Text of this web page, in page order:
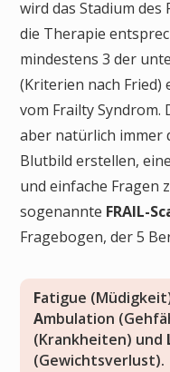
wird das Stadium
die The­rapie
mindestens 3 der
(Kriterien nach
vom Frailty
aber natürlich immer
Blutbild erstellen,
und einfache Fragen
sogenannte FRAIL-
Fragebogen, der 5
Fatigue
Ambulation
(Krankheiten) und
(Gewichtsverlust).